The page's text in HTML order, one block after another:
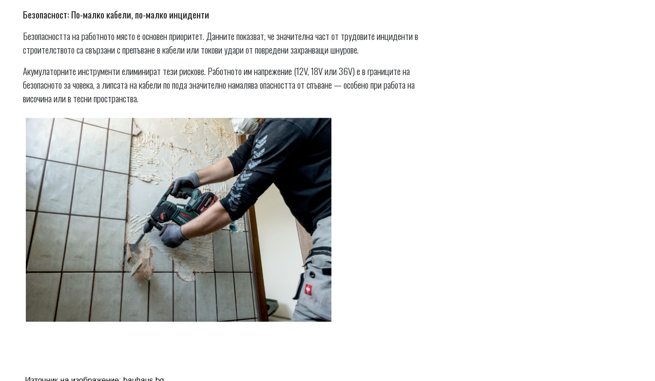
Безопасност: По-малко кабели, по-малко инциденти
Безопасността на работното място е основен приоритет. Данните показват, че значителна част от трудовите инциденти в
строителството са свързани с препъване в кабели или токови удари от повредени захранващи шнурове.
Акумулаторните инструменти елиминират тези рискове. Работното им напрежение (12V, 18V или 36V) е в границите на
безопасното за човека, а липсата на кабели по пода значително намалява опасността от спъване — особено при работа на
височина или в тесни пространства.